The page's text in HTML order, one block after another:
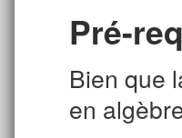
Pré-
Bien que
en